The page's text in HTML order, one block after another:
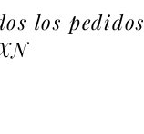
los pedidos